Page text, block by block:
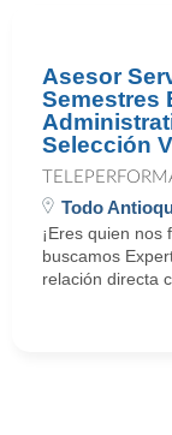
Asesor
Semestres
Selección V
Todo
¡Eres quien nos
buscamos
relación directa